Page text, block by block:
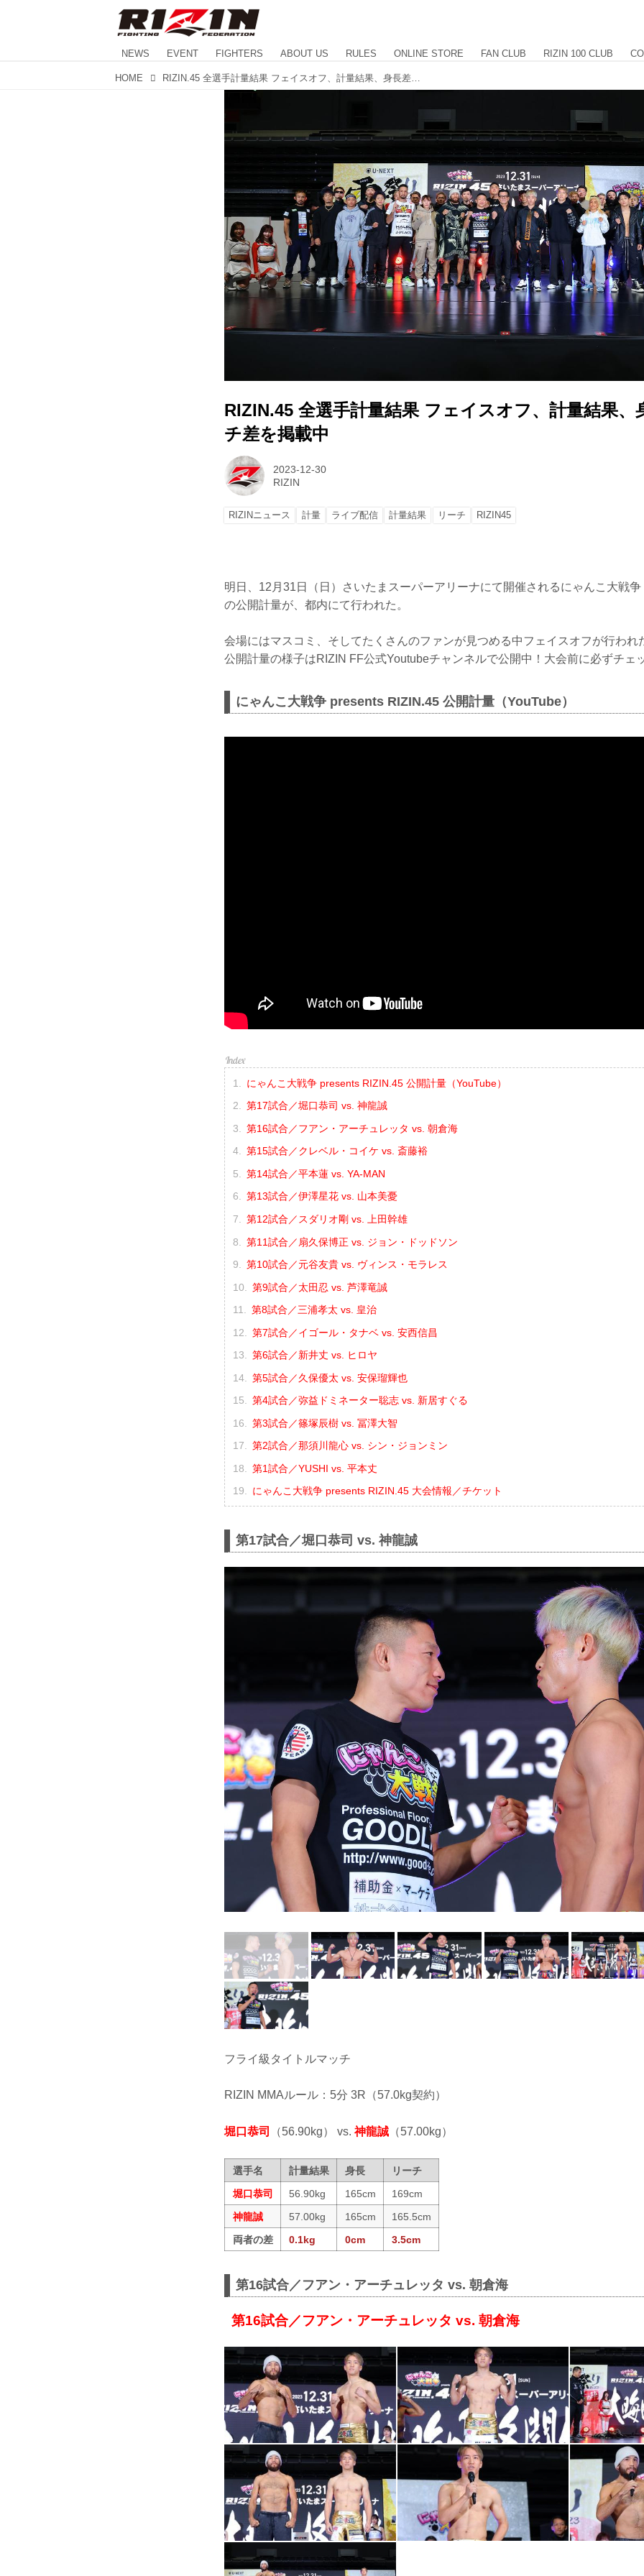
NEWS EVENT FIGHTERS ABOUT US RULES ONLINE STORE FAN CLUB RIZIN 100 CLUB
HOME
RIZIN.45 全選手計量結果 フェイスオフ、計量結果、
チ差を掲載中
2023-12-30
RIZIN
RIZINニュース 計量 ライブ配信 計量結果 リーチ RIZIN45
明日、12月31日（日）さいたまスーパーアリーナにて開催されるにゃんこ大戦
の公開計量が、都内にて行われた。
会場にはマスコミ、そしてたくさんのファンが見つめる中フェイスオフが行われ
公開計量の様子はRIZIN FF公式Youtubeチャンネルで公開中！大会前に必ずチェ
にゃんこ大戦争 presents RIZIN.45 公開計量（YouTube）
にゃんこ大戦争 presents RIZIN.45 公開計量（YouTube）
第17試合／堀口恭司 vs. 神龍誠
第16試合／フアン・アーチュレッタ vs. 朝倉海
第15試合／クレベル・コイケ vs. 斎藤裕
第14試合／平本蓮 vs. YA-MAN
第13試合／伊澤星花 vs. 山本美憂
第12試合／スダリオ剛 vs. 上田幹雄
第11試合／扇久保博正 vs. ジョン・ドッドソン
第10試合／元谷友貴 vs. ヴィンス・モラレス
第9試合／太田忍 vs. 芦澤竜誠
第8試合／三浦孝太 vs. 皇治
第7試合／イゴール・タナベ vs. 安西信昌
第6試合／新井丈 vs. ヒロヤ
第5試合／久保優太 vs. 安保瑠輝也
第4試合／弥益ドミネーター聡志 vs. 新居すぐる
第3試合／篠塚辰樹 vs. 冨澤大智
第2試合／那須川龍心 vs. シン・ジョンミン
第1試合／YUSHI vs. 平本丈
にゃんこ大戦争 presents RIZIN.45 大会情報／チケット
第17試合／堀口恭司 vs. 神龍誠
フライ級タイトルマッチ
RIZIN MMAルール：5分 3R（57.0kg契約）
堀口恭司 （56.90kg） vs.神龍誠 （57.00kg）
選手名 計量結果 身長
リーチ
堀口恭司
56.90kg 165cm
169cm
神龍誠
57.00kg 165cm
165.5cm
両者の差
0.1kg 0cm 3.5cm
第16試合／フアン・アーチュレッタ vs. 朝倉海
第16試合／フアン・アーチュレッタ vs. 朝倉海